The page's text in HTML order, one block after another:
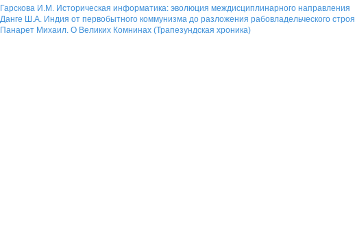
Гарскова И.М. Историческая информатика: эволюция междисциплинарного направления
Данге Ш.А. Индия от первобытного коммунизма до разложения рабовладельческого строя
Панарет Михаил. О Великих Комнинах (Трапезундская хроника)